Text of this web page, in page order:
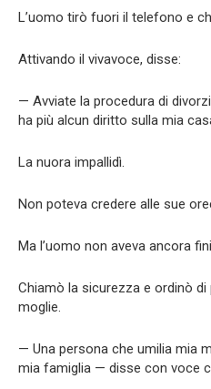
L’uomo tirò fuori il telefono e
Attivando il vivavoce, disse:
— Avviate la procedura di
ha più alcun diritto sulla mia
La nuora impallidì.
Non poteva credere alle sue
Ma l’uomo non aveva ancora
Chiamò la sicurezza e ordinò
moglie.
— Una persona che umilia mia
mia famiglia — disse con voce